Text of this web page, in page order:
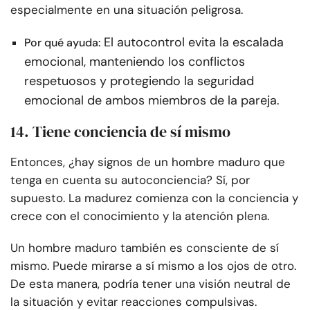
especialmente en una situación peligrosa.
Por qué ayuda: El autocontrol evita la escalada
emocional, manteniendo los conflictos
respetuosos y protegiendo la seguridad
emocional de ambos miembros de la pareja.
14. Tiene conciencia de sí mismo
Entonces, ¿hay signos de un hombre maduro que
tenga en cuenta su autoconciencia? Sí, por
supuesto. La madurez comienza con la conciencia y
crece con el conocimiento y la atención plena.
Un hombre maduro también es consciente de sí
mismo. Puede mirarse a sí mismo a los ojos de otro.
De esta manera, podría tener una visión neutral de
la situación y evitar reacciones compulsivas.